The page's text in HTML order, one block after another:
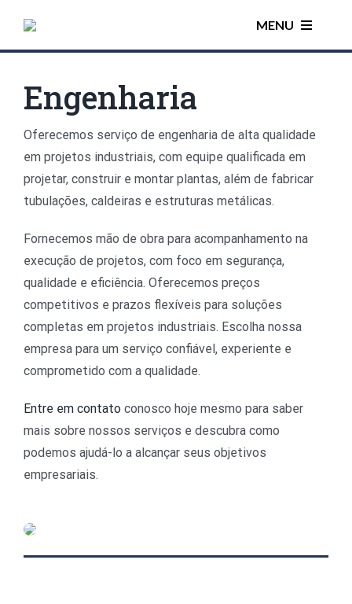
o
MENU
AUDIOS
CALCULAR TEXTO
SOLICITE ORÇAMENTO
WHATSAPP
Engenharia
Oferecemos serviço de engenharia de alta qualidade
em projetos industriais, com equipe qualificada em
projetar, construir e montar plantas, além de fabricar
tubulações, caldeiras e estruturas metálicas.
Fornecemos mão de obra para acompanhamento na
execução de projetos, com foco em segurança,
qualidade e eficiência. Oferecemos preços
competitivos e prazos flexíveis para soluções
completas em projetos industriais. Escolha nossa
empresa para um serviço confiável, experiente e
comprometido com a qualidade.
Entre em contatoconosco hoje mesmo para saber
mais sobre nossos serviços e descubra como
podemos ajudá-lo a alcançar seus objetivos
empresariais.